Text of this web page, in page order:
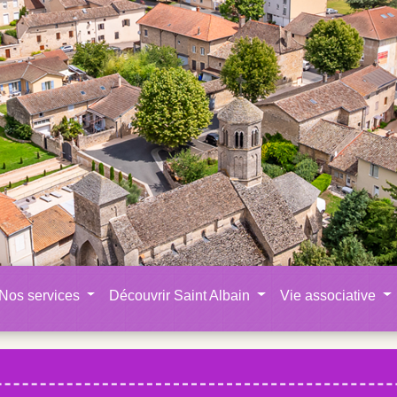
Nos services Découvrir Saint Albain Vie associative